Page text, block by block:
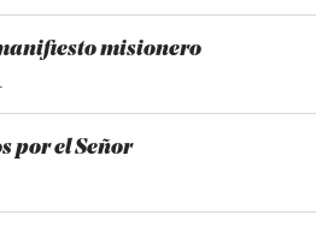
misionero
por el Señor